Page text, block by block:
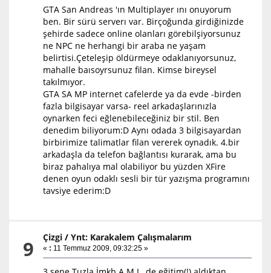
GTA San Andreas 'ın Multiplayer ını onuyorum
ben. Bir sürü serverı var. Birçoğunda girdiğinizde
şehirde sadece online olanları görebilşiyorsunuz
ne NPC ne herhangi bir araba ne yaşam
belirtisi.Çeteleşip öldürmeye odaklanıyorsunuz,
mahalle baısoyrsunuz filan. Kimse bireysel
takılmıyor.
GTA SA MP internet cafelerde ya da evde -birden
fazla bilgisayar varsa- reel arkadaşlarınızla
oynarken feci eğlenebileceğiniz bir stil. Ben
denedim biliyorum:D Aynı odada 3 bilgisayardan
birbirimize talimatlar filan vererek oynadık. 4.bir
arkadaşla da telefon bağlantısı kurarak, ama bu
biraz pahalıya mal olabiliyor bu yüzden XFire
denen oyun odaklı sesli bir tür yazışma programını
tavsiye ederim:D
9 Çizgi /Ynt: Karakalem Çalışmalarım
« : 11 Temmuz 2009, 09:32:25 »